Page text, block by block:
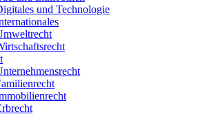
und Technologie